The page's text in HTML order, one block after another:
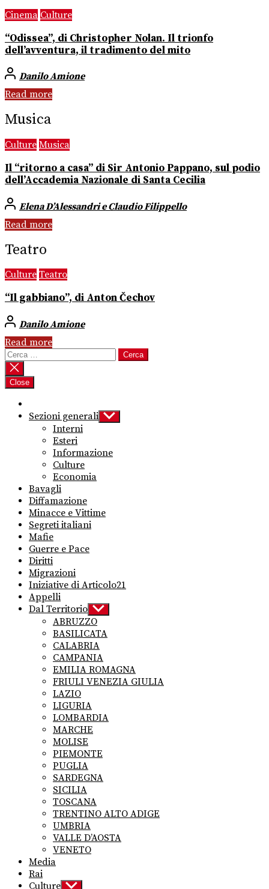
Cinema Culture
“Odissea”, di Christopher Nolan. Il trionfo
dell’avventura, il tradimento del mito
Danilo Amione
Read more
Musica
Culture Musica
Il “ritorno a casa” di Sir Antonio Pappano, sul podio
dell’Accademia Nazionale di Santa Cecilia
Elena D’Alessandri e Claudio Filippello
Read more
Teatro
Culture Teatro
“Il gabbiano”, di Anton Čechov
Danilo Amione
Read more
Ricerca
per:
Close
Sezioni generali Show
sub
Interni
Esteri
Informazione
Culture
Economia
Bavagli
Diffamazione
Minacce e Vittime
Segreti italiani
Mafie
Guerre e Pace
Diritti
Migrazioni
Iniziative di Articolo21
Appelli
Dal Territorio Show
sub
menu
ABRUZZO
BASILICATA
CALABRIA
CAMPANIA
EMILIA ROMAGNA
FRIULI VENEZIA GIULIA
LAZIO
LIGURIA
LOMBARDIA
MARCHE
MOLISE
PIEMONTE
PUGLIA
SARDEGNA
SICILIA
TOSCANA
TRENTINO ALTO ADIGE
UMBRIA
VALLE D’AOSTA
VENETO
Media
Rai
Culture Show